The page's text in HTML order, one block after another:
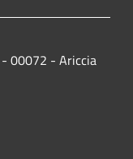
- 00072 - Ariccia